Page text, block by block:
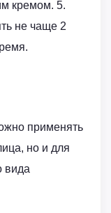
кремом. 5.
не чаще 2
применять
но и для
вида